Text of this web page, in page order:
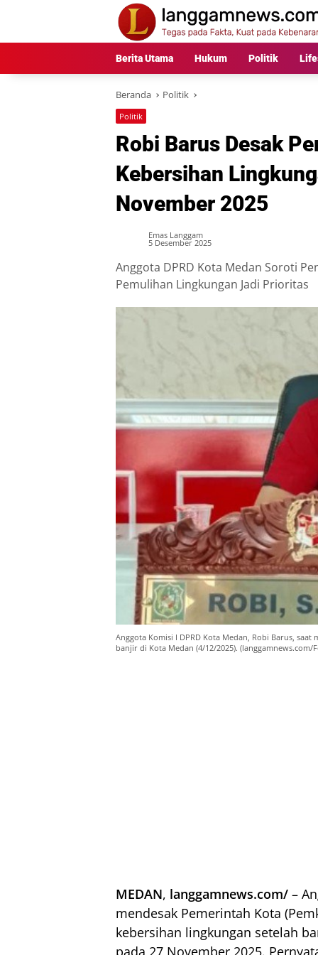
Berita Utama Hukum Politik
Beranda Politik
Politik
Robi Barus Desak
Kebersihan
November 2025
Emas Langgam
5 Desember 2025
Anggota DPRD Kota Medan Soroti
Pemulihan Lingkungan Jadi Prioritas
Anggota Komisi I DPRD Kota Medan, Robi Barus,
banjir di Kota Medan (4/12/2025). (langgamnews.com/
MEDAN, langgamnews.com/ –
mendesak Pemerintah Kota
kebersihan lingkungan setelah